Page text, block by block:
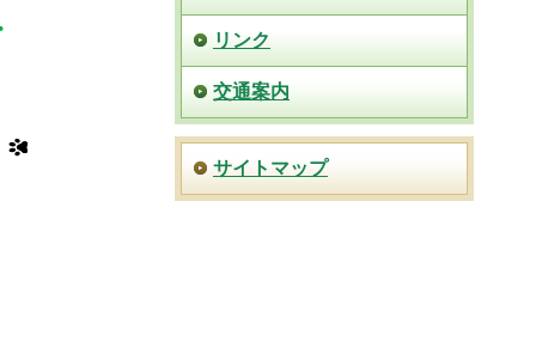
リンク
交通案内
サイトマップ